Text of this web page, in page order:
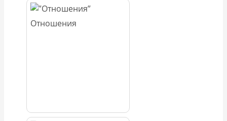
Отношения